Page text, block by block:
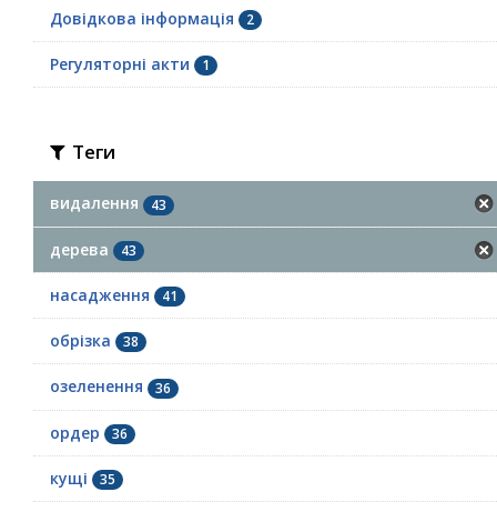
Довідкова інформація 2
Регуляторні акти 1
Теги
видалення 43
дерева 43
насадження 41
обрізка 38
озеленення 36
ордер 36
кущі 35